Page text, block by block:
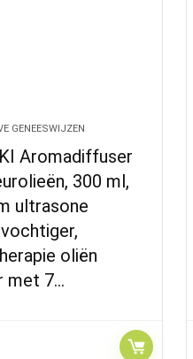
GENEESWIJZEN
Aromadiffuser
300 ml,
ultrasone
oliën
met 7…